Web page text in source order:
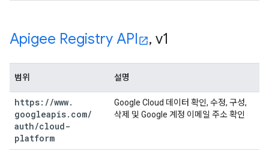
Apigee Registry API , v1
범위 설명
https: //www.
googleapis. com/
auth/cloud-
platform
Google Cloud 데이터 확인, 수정, 구성,
삭제 및 Google 계정 이메일 주소 확인